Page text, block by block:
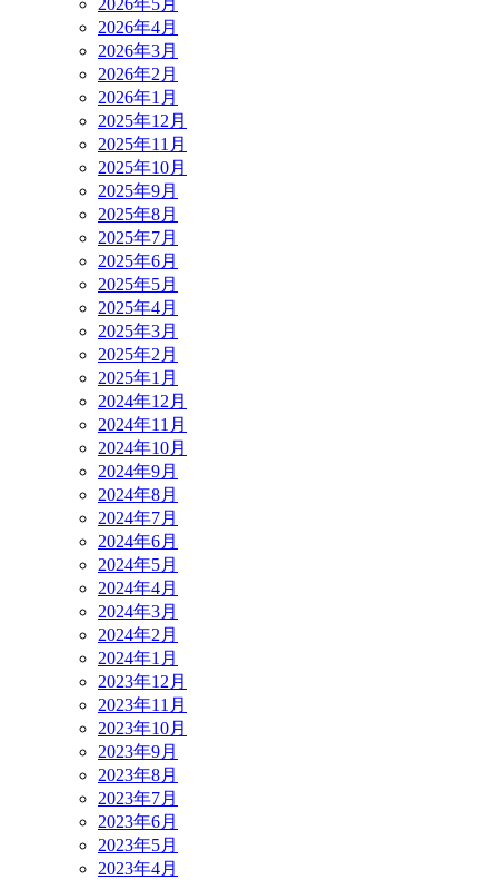
2026年5月
2026年4月
2026年3月
2026年2月
2026年1月
2025年12月
2025年11月
2025年10月
2025年9月
2025年8月
2025年7月
2025年6月
2025年5月
2025年4月
2025年3月
2025年2月
2025年1月
2024年12月
2024年11月
2024年10月
2024年9月
2024年8月
2024年7月
2024年6月
2024年5月
2024年4月
2024年3月
2024年2月
2024年1月
2023年12月
2023年11月
2023年10月
2023年9月
2023年8月
2023年7月
2023年6月
2023年5月
2023年4月